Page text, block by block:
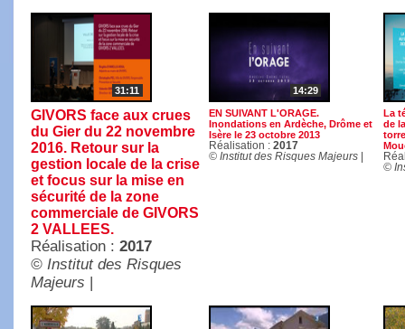
31:11
GIVORS face aux crues
du Gier du 22 novembre
2016. Retour sur la
gestion locale de la crise
et focus sur la mise en
sécurité de la zone
commerciale de GIVORS
2 VALLEES.
Réalisation : 2017
© Institut des Risques
Majeurs |
14:29
EN SUIVANT L'ORAGE.
Inondations en Ardèche, Drôme et
Isère le 23 octobre 2013
Réalisation : 2017
© Institut des Risques Majeurs|
La
de
©